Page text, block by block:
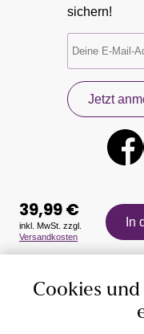
sichern!
Jetzt
39,99 €
inkl. MwSt. zzgl.
Versandkosten
In
Cookies